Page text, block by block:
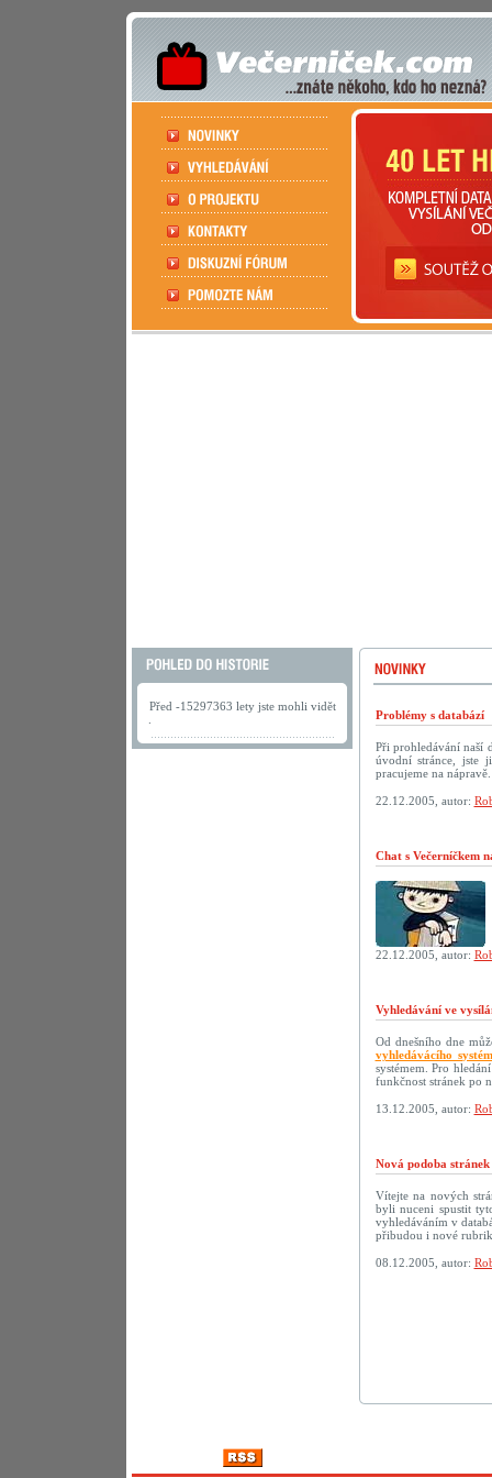
Před -15297363 lety jste mohli vidět
Problémy s databází
Při prohledávání naší
úvodní stránce, jste
pracujeme na
22.12.2005, autor:
Chat s Večerníčkem
22.12.2005, autor:
Vyhledávání ve
Od dnešního dne
vyhledávácího
systémem. Pro
funkčnost stránek po
13.12.2005, autor:
Nová podoba
Vítejte na nových
byli nuceni spustit
vyhledáváním v
přibudou i nové
08.12.2005, autor: